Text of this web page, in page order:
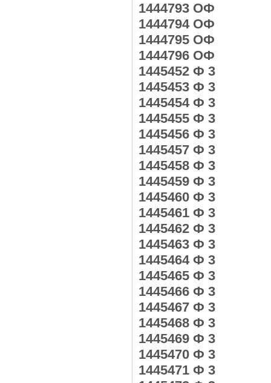
1444793 ОФ
1444794 ОФ
1444795 ОФ
1444796 ОФ
1445452 Ф 3
1445453 Ф 3
1445454 Ф 3
1445455 Ф 3
1445456 Ф 3
1445457 Ф 3
1445458 Ф 3
1445459 Ф 3
1445460 Ф 3
1445461 Ф 3
1445462 Ф 3
1445463 Ф 3
1445464 Ф 3
1445465 Ф 3
1445466 Ф 3
1445467 Ф 3
1445468 Ф 3
1445469 Ф 3
1445470 Ф 3
1445471 Ф 3